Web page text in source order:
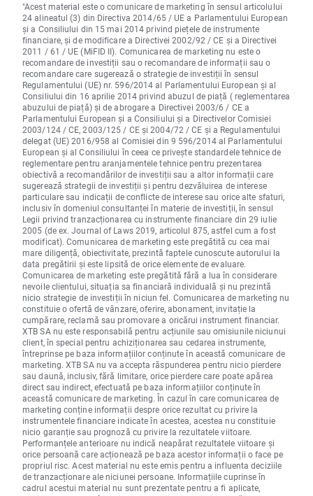
"Acest material este o comunicare de marketing în sensul articolului
24 alineatul (3) din Directiva 2014/65 / UE a Parlamentului European
și a Consiliului din 15 mai 2014 privind piețele de instrumente
financiare, și de modificare a Directivei 2002/92 / CE și a Directivei
2011 / 61 / UE (MiFID II). Comunicarea de marketing nu este o
recomandare de investiții sau o recomandare de informații sau o
recomandare care sugerează o strategie de investiții în sensul
Regulamentului (UE) nr. 596/2014 al Parlamentului European și al
Consiliului din 16 aprilie 2014 privind abuzul de piață ( reglementarea
abuzului de piață) și de abrogare a Directivei 2003/6 / CE a
Parlamentului European și a Consiliului și a Directivelor Comisiei
2003/124 / CE, 2003/125 / CE și 2004/72 / CE și a Regulamentului
delegat (UE) 2016/958 al Comisiei din 9 596/2014 al Parlamentului
European și al Consiliului în ceea ce privește standardele tehnice de
reglementare pentru aranjamentele tehnice pentru prezentarea
obiectivă a recomandărilor de investiții sau a altor informații care
sugerează strategii de investiții și pentru dezvăluirea de interese
particulare sau indicații de conflicte de interese sau orice alte sfaturi,
inclusiv în domeniul consultanței în materie de investiții, în sensul
Legii privind tranzacționarea cu instrumente financiare din 29 iulie
2005 (de ex. Journal of Laws 2019, articolul 875, astfel cum a fost
modificat). Comunicarea de marketing este pregătită cu cea mai
mare diligență, obiectivitate, prezintă faptele cunoscute autorului la
data pregătirii și este lipsită de orice elemente de evaluare.
Comunicarea de marketing este pregătită fără a lua în considerare
nevoile clientului, situația sa financiară individuală și nu prezintă
nicio strategie de investiții în niciun fel. Comunicarea de marketing nu
constituie o ofertă de vânzare, oferire, abonament, invitație la
cumpărare, reclamă sau promovare a oricărui instrument financiar.
XTB SA nu este responsabilă pentru acțiunile sau omisiunile niciunui
client, în special pentru achiziționarea sau cedarea instrumente,
întreprinse pe baza informațiilor conținute în această comunicare de
marketing. XTB SA nu va accepta răspunderea pentru nicio pierdere
sau daună, inclusiv, fără limitare, orice pierdere care poate apărea
direct sau indirect, efectuată pe baza informațiilor conținute în
această comunicare de marketing. În cazul în care comunicarea de
marketing conține informații despre orice rezultat cu privire la
instrumentele financiare indicate în acestea, acestea nu constituie
nicio garanție sau prognoză cu privire la rezultatele viitoare.
Performanțele anterioare nu indică neapărat rezultatele viitoare și
orice persoană care acționează pe baza acestor informații o face pe
propriul risc. Acest material nu este emis pentru a influenta deciziile
de tranzacționare ale niciunei persoane. Informațiile cuprinse în
cadrul acestui material nu sunt prezentate pentru a fi aplicate,